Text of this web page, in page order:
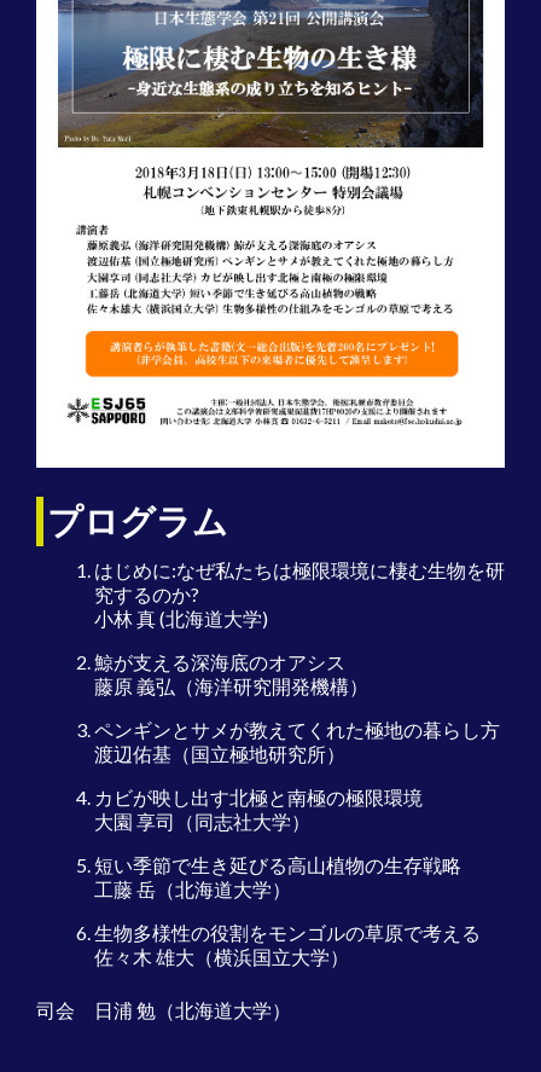
プログラム
はじめに:なぜ私たちは極限環境に棲む生物を研
究するのか?
小林 真 (北海道大学)
鯨が支える深海底のオアシス
藤原 義弘（海洋研究開発機構）
ペンギンとサメが教えてくれた極地の暮らし方
渡辺佑基（国立極地研究所）
カビが映し出す北極と南極の極限環境
大園 享司（同志社大学）
短い季節で生き延びる高山植物の生存戦略
工藤 岳（北海道大学）
生物多様性の役割をモンゴルの草原で考える
佐々木 雄大（横浜国立大学）
司会 日浦 勉（北海道大学）